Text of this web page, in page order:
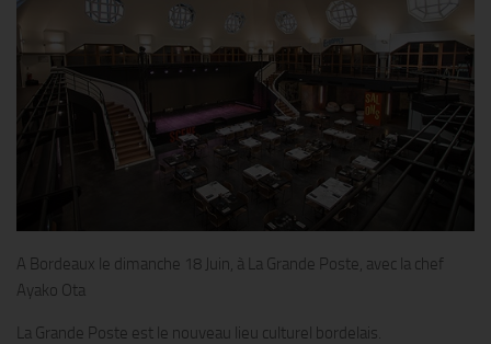
A Bordeaux le dimanche 18 Juin, à La Grande Poste, avec la chef
Ayako Ota
La Grande Poste est le nouveau lieu culturel bordelais.